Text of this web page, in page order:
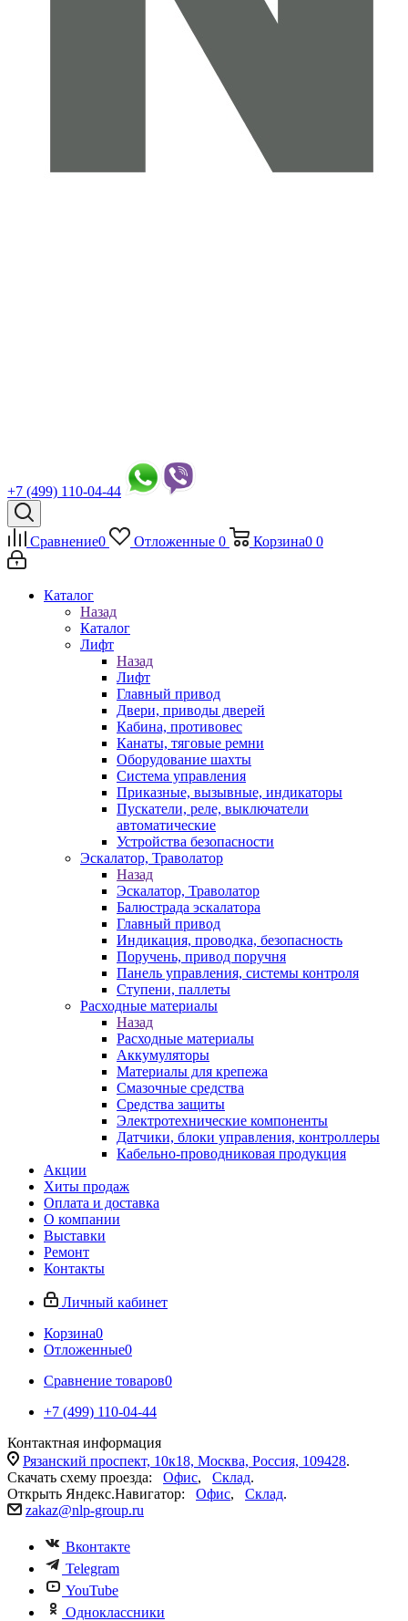
+7 (499) 110-04-44
Сравнение0 Отложенные 0 Корзина0 0
Каталог
Назад
Каталог
Лифт
Назад
Лифт
Главный привод
Двери, приводы дверей
Кабина, противовес
Канаты, тяговые ремни
Оборудование шахты
Система управления
Приказные, вызывные, индикаторы
Пускатели, реле, выключатели
автоматические
Устройства безопасности
Эскалатор, Траволатор
Назад
Эскалатор, Траволатор
Балюстрада эскалатора
Главный привод
Индикация, проводка, безопасность
Поручень, привод поручня
Панель управления, системы контроля
Ступени, паллеты
Расходные материалы
Назад
Расходные материалы
Аккумуляторы
Материалы для крепежа
Смазочные средства
Средства защиты
Электротехнические компоненты
Датчики, блоки управления, контроллеры
Кабельно-проводниковая продукция
Акции
Хиты продаж
Оплата и доставка
О компании
Выставки
Ремонт
Контакты
Личный кабинет
Корзина0
Отложенные0
Сравнение товаров0
+7 (499) 110-04-44
Контактная информация
Рязанский проспект, 10к18, Москва, Россия, 109428.
Скачать схему проезда: Офис, Склад.
Открыть Яндекс.Навигатор: Офис, Склад.
zakaz@nlp-group.ru
Вконтакте
Telegram
YouTube
Одноклассники